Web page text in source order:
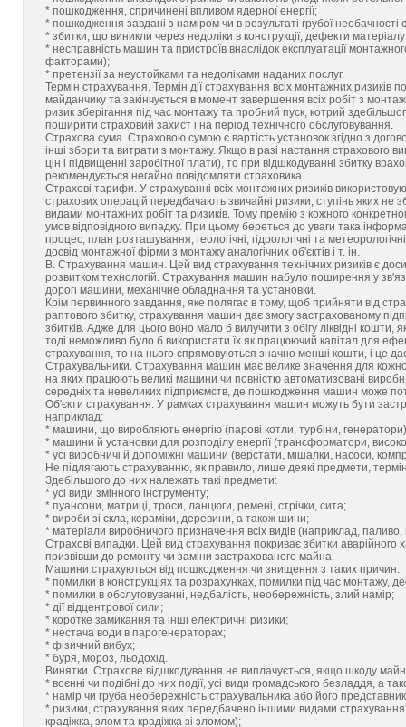
* пошкодження, спричинені впливом ядерної енергії;
* пошкодження завдані з наміром чи в результаті грубої
* збитки, що виникли через недоліки в конструкції, дефекти
* несправність машин та пристроїв внаслідок експлуатації
факторами);
* претензії за неустойками та недоліками наданих послуг.
Термін страхування. Термін дії страхування всіх монтажних
майданчику та закінчується в момент завершення всіх робіт з
ризик зберігання під час монтажу та пробний пуск, котрий
поширити страховий захист і на період технічного обслуговування.
Страхова сума. Страховою сумою є вартість установок згідно з
інші збори та витрати з монтажу. Якщо в разі настання страхового
цін і підвищенні заробітної плати), то при відшкодуванні збитку
рекомендується негайно повідомляти страховика.
Страхові тарифи. У страхуванні всіх монтажних ризиків
страхових операцій передбачають звичайні ризики, ступінь яких не
видами монтажних робіт та ризиків. Тому премію з кожного
умов відповідного випадку. При цьому береться до уваги така
процес, план розташування, геологічні, гідрологічні та
досвід монтажної фірми з монтажу аналогічних об'єктів і т. ін.
В. Страхування машин. Цей вид страхування технічних ризиків є
розвитком технологій. Страхування машин набуло поширення у
дорогі машини, механічне обладнання та установки.
Крім первинного завдання, яке полягає в тому, щоб прийняти від
раптового збитку, страхування машин дає змогу застрахованому
збитків. Адже для цього воно мало б вилучити з обігу ліквідні
тоді неможливо було б використати їх як працюючий капітал для
страхування, то на нього спрямовуються значно менші кошти, і це
Страхувальники. Страхування машин має велике значення для
на яких працюють великі машини чи повністю автоматизовані
середніх та невеликих підприємств, де пошкодження машин може
Об'єкти страхування. У рамках страхування машин можуть бути
наприклад:
* машини, що виробляють енергію (парові котли, турбіни,
* машини й установки для розподілу енергії (трансформатори,
* усі виробничі й допоміжні машини (верстати, мішалки, насоси,
Не підлягають страхуванню, як правило, лише деякі предмети,
Здебільшого до них належать такі предмети:
* усі види змінного інструменту;
* пуансони, матриці, троси, ланцюги, ремені, стрічки, сита;
* вироби зі скла, кераміки, деревини, а також шини;
* матеріали виробничого призначення всіх видів (наприклад,
Страхові випадки. Цей вид страхування покриває збитки
призвівши до ремонту чи заміни застрахованого майна.
Машини страхуються від пошкодження чи знищення з таких причин:
* помилки в конструкціях та розрахунках, помилки під час монтажу,
* помилки в обслуговуванні, недбалість, необережність, злий намір;
* дії відцентрової сили;
* коротке замикання та інші електричні ризики;
* нестача води в парогенераторах;
* фізичний вибух;
* буря, мороз, льодохід.
Винятки. Страхове відшкодування не виплачується, якщо шкоду
* воєнні чи подібні до них події, усі види громадського безладдя, а
* намір чи груба необережність страхувальника або його
* ризики, страхування яких передбачено іншими видами
крадіжка, злом та крадіжка зі зломом);